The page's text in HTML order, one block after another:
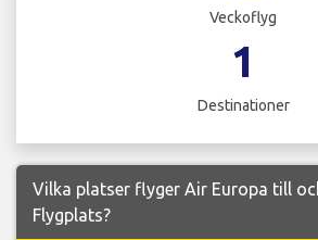
Veckoflyg
1
Destinationer
Vilka platser flyger Air Europa till
Flygplats?